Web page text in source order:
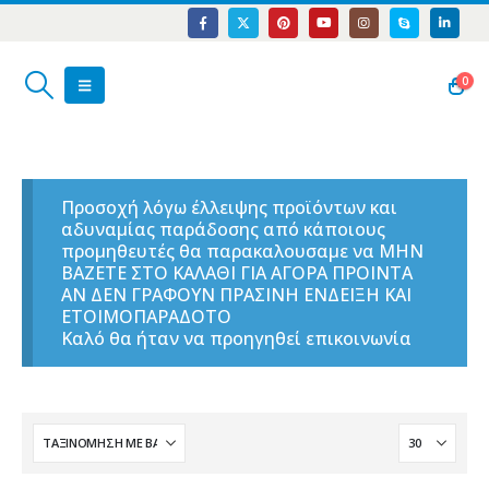
0
Προσοχή λόγω έλλειψης προϊόντων και
αδυναμίας παράδοσης από κάποιους
προμηθευτές θα παρακαλουσαμε να ΜΗΝ
ΒΑΖΕΤΕ ΣΤΟ ΚΑΛΑΘΙ ΓΙΑ ΑΓΟΡΑ ΠΡΟΙΝΤΑ
ΑΝ ΔΕΝ ΓΡΑΦΟΥΝ ΠΡΑΣΙΝΗ ΕΝΔΕΙΞΗ ΚΑΙ
ΕΤΟΙΜΟΠΑΡΑΔΟΤΟ
Καλό θα ήταν να προηγηθεί επικοινωνία